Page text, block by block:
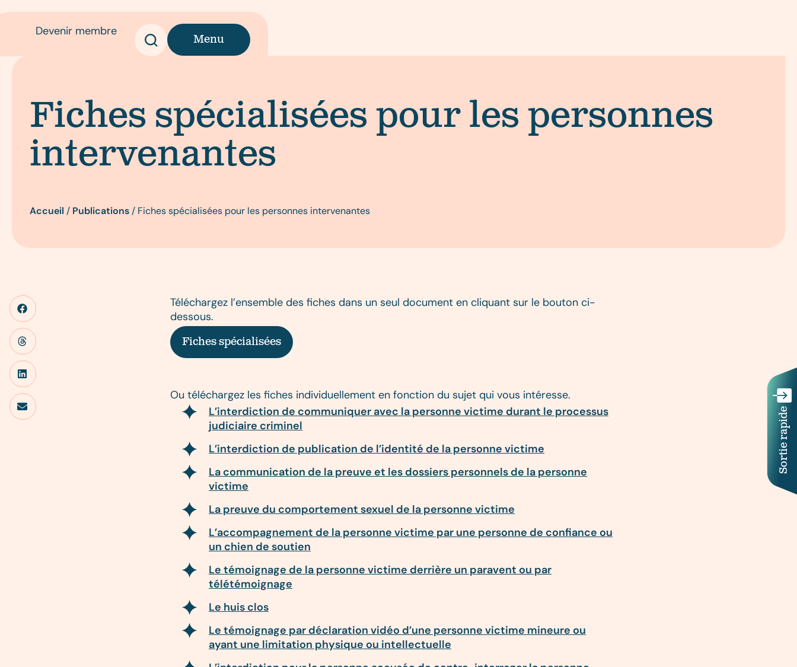
Devenir membre
Menu
Sortie rapide
Fiches spécialisées pour les personnes
intervenantes
Accueil / Publications / Fiches spécialisées pour les personnes intervenantes
Téléchargez l’ensemble des fiches dans un seul document en cliquant sur le bouton ci-
dessous.
Fiches spécialisées
Ou téléchargez les fiches individuellement en fonction du sujet qui vous intéresse.
L’interdiction de communiquer avec la personne victime durant le processus
judiciaire criminel
L’interdiction de publication de l’identité de la personne victime
La communication de la preuve et les dossiers personnels de la personne
victime
La preuve du comportement sexuel de la personne victime
L’accompagnement de la personne victime par une personne de confiance ou
un chien de soutien
Le témoignage de la personne victime derrière un paravent ou par
télétémoignage
Le huis clos
Le témoignage par déclaration vidéo d’une personne victime mineure ou
ayant une limitation physique ou intellectuelle